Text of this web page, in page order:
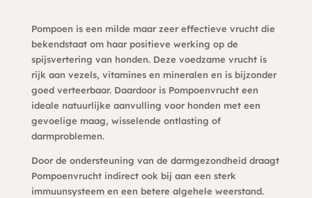
Pompoen is een milde maar zeer effectieve vrucht die
bekendstaat om haar positieve werking op de
spijsvertering van honden. Deze voedzame vrucht is
rijk aan vezels, vitamines en mineralen en is bijzonder
goed verteerbaar. Daardoor is Pompoenvrucht een
ideale natuurlijke aanvulling voor honden met een
gevoelige maag, wisselende ontlasting of
darmproblemen.
Door de ondersteuning van de darmgezondheid draagt
Pompoenvrucht indirect ook bij aan een sterk
immuunsysteem en een betere algehele weerstand.